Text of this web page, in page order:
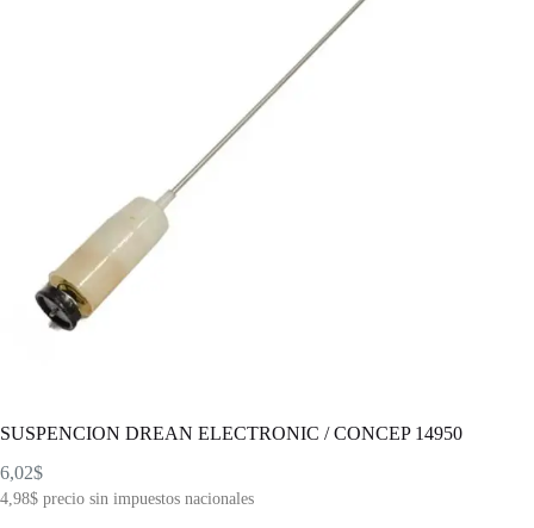
SUSPENCION DREAN ELECTRONIC / CONCEP 14950
6,02$
4,98$ precio sin impuestos nacionales